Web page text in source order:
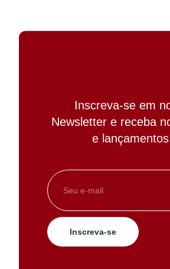
Inscreva-se em
Newsletter e receba
e
Inscreva-se